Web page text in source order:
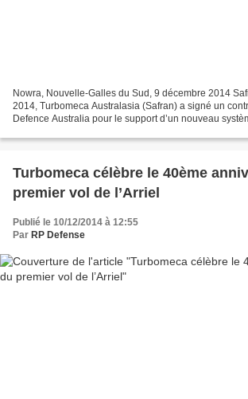
Nowra, Nouvelle-Galles du Sud, 9 décembre 2014
2014, Turbomeca Australasia (Safran) a signé un
Defence Australia pour le support d’un nouveau
Turbomeca célèbre le 40ème
premier vol de l’Arriel
Publié le 10/12/2014 à 12:55
Par RP Defense